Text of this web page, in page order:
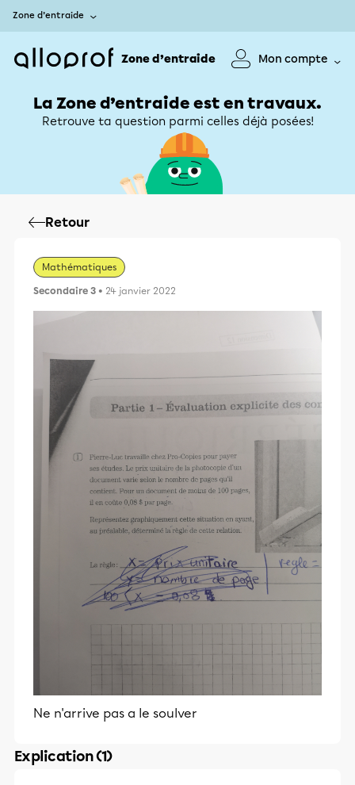
Zone d’entraide
Zone d’entraide Mon compte
La Zone d’entraide est en travaux.
Retrouve ta question parmi celles déjà posées!
Retour
Mathématiques
Secondaire 3 • 24 janvier 2022
Ne n'arrive pas a le soulver
Explication (1)